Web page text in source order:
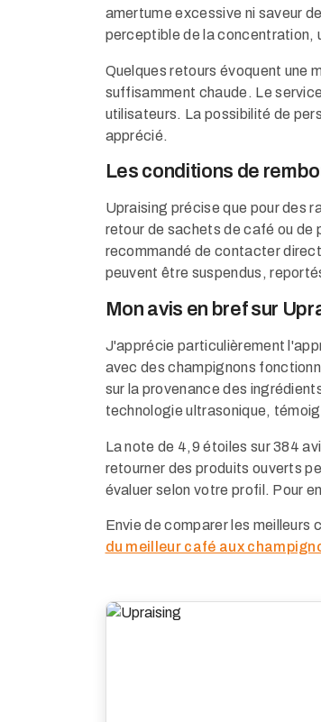
amertume excessive ni saveur
perceptible de la concentration,
Quelques retours évoquent une
suffisamment chaude. Le
utilisateurs. La possibilité de
apprécié.​
Les conditions de
Upraising précise que pour des
retour de sachets de café ou de
recommandé de contacter
peuvent être suspendus,
Mon avis en bref sur
J'apprécie particulièrement
avec des champignons
sur la provenance des
technologie ultrasonique,
La note de 4,9 étoiles sur 384
retourner des produits ouverts
évaluer selon votre profil. Pour
Envie de comparer les
du meilleur café aux